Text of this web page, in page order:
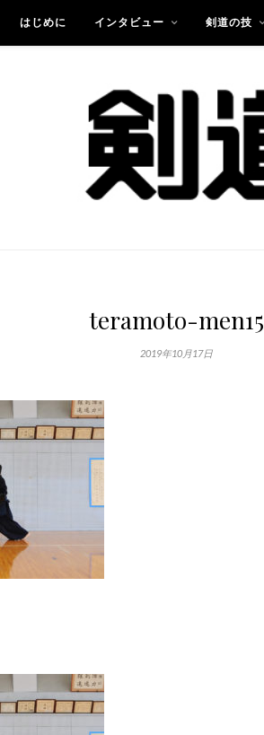
はじめに インタビュー 剣道の技
teramoto-men15
2019年10月17日